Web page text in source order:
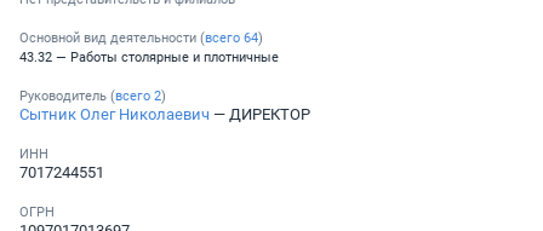
Основной вид деятельности (всего 64)
43.32 — Работы столярные и плотничные
Руководитель (всего 2)
Сытник Олег Николаевич — ДИРЕКТОР
ИНН
7017244551
ОГРН